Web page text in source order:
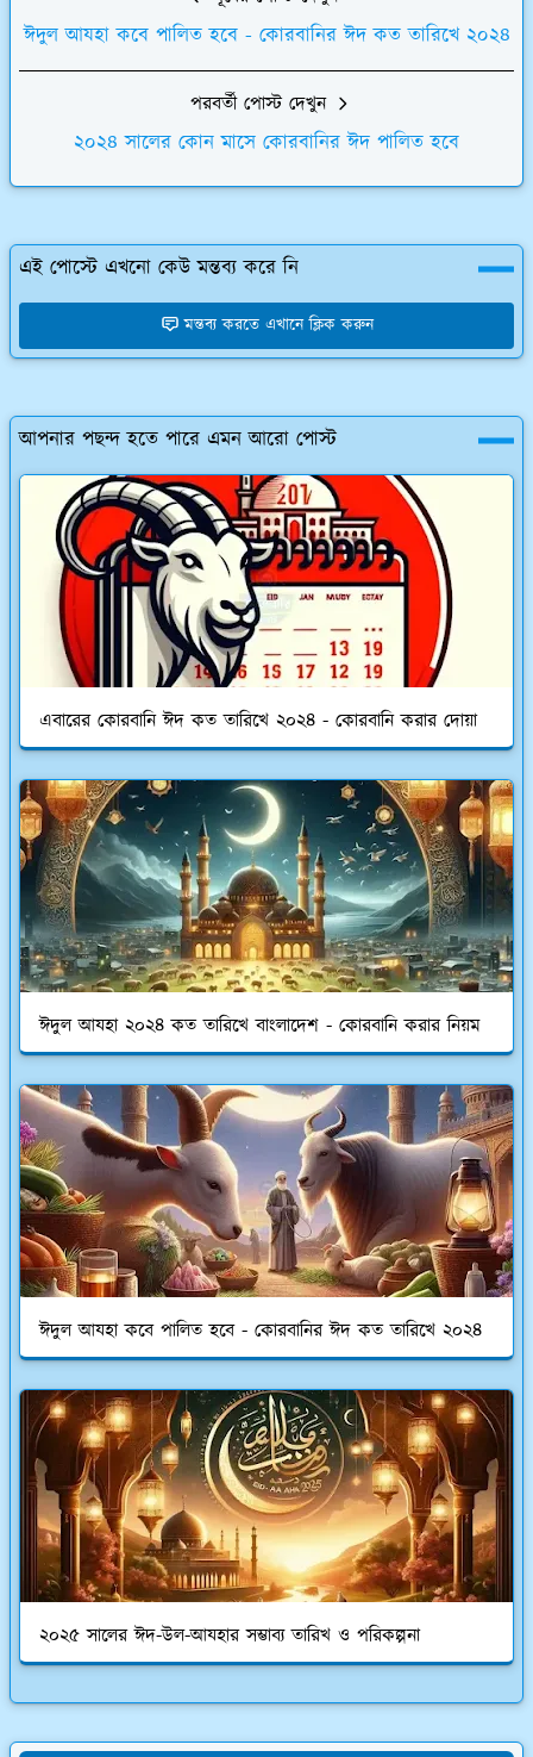
ঈদুল আযহা কবে পালিত হবে - কোরবানির ঈদ কত তারিখে ২০২৪
পরবর্তী পোস্ট দেখুন
২০২৪ সালের কোন মাসে কোরবানির ঈদ পালিত হবে
এই পোস্টে এখনো কেউ মন্তব্য করে নি
মন্তব্য করতে এখানে ক্লিক করুন
আপনার পছন্দ হতে পারে এমন আরো পোস্ট
এবারের কোরবানি ঈদ কত তারিখে ২০২৪ - কোরবানি করার দোয়া
ঈদুল আযহা ২০২৪ কত তারিখে বাংলাদেশ - কোরবানি করার নিয়ম
ঈদুল আযহা কবে পালিত হবে - কোরবানির ঈদ কত তারিখে ২০২৪
২০২৫ সালের ঈদ-উল-আযহার সম্ভাব্য তারিখ ও পরিকল্পনা